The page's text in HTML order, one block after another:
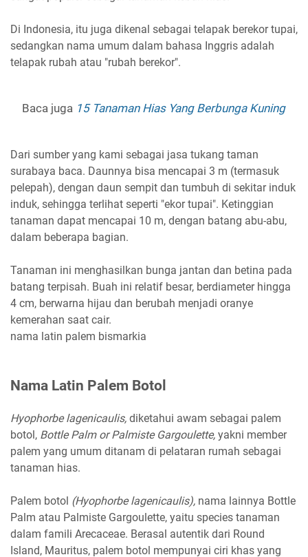
Di Indonesia, itu juga dikenal sebagai telapak berekor tupai,
sedangkan nama umum dalam bahasa Inggris adalah
telapak rubah atau "rubah berekor".
Baca juga 15 Tanaman Hias Yang Berbunga Kuning
Dari sumber yang kami sebagai jasa tukang taman
surabaya baca. Daunnya bisa mencapai 3 m (termasuk
pelepah), dengan daun sempit dan tumbuh di sekitar induk
induk, sehingga terlihat seperti "ekor tupai". Ketinggian
tanaman dapat mencapai 10 m, dengan batang abu-abu,
dalam beberapa bagian.
Tanaman ini menghasilkan bunga jantan dan betina pada
batang terpisah. Buah ini relatif besar, berdiameter hingga
4 cm, berwarna hijau dan berubah menjadi oranye
kemerahan saat cair.
nama latin palem bismarkia
Nama Latin Palem Botol
Hyophorbe lagenicaulis, diketahui awam sebagai palem
botol, Bottle Palm or Palmiste Gargoulette, yakni member
palem yang umum ditanam di pelataran rumah sebagai
tanaman hias.
Palem botol (Hyophorbe lagenicaulis), nama lainnya Bottle
Palm atau Palmiste Gargoulette, yaitu species tanaman
dalam famili Arecaceae. Berasal autentik dari Round
Island, Mauritus, palem botol mempunyai ciri khas yang